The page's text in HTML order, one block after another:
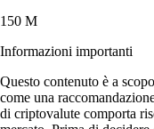
150 M
Informazioni importanti
Questo contenuto è a
come una
di criptovalute comporta